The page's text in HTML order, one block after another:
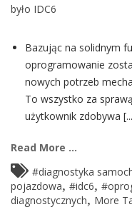
było IDC6
Bazując na solidnym
oprogramowanie
nowych potrzeb
To wszystko za
użytkownik zdobywa
Read More ...
#diagnostyka
pojazdowa #idc6
diagnostycznych
More